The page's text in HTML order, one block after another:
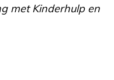
met Kinderhulp en